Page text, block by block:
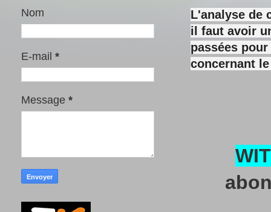
L'analyse de
il faut avoir
passées
concernant
Nom
E-mail *
Message *